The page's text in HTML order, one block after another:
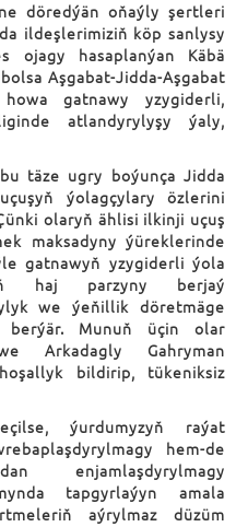
döredýän oňaýly şertleri
ildeşlerimiziň köp sanlysy
ojagy hasaplanýan Käbä
Aşgabat-Jidda-Aşgabat
gatnawy yzygiderli,
atlandyrylyşy ýaly,
täze ugry boýunça Jidda
ýolagçylary özlerini
olaryň ählisi ilkinji uçuş
maksadyny ýüreklerinde
gatnawyň yzygiderli ýola
haj parzyny berjaý
we ýeňillik döretmäge
berýär. Munuň üçin olar
Arkadagly Gahryman
bildirip, tükeniksiz
ýurdumyzyň raýat
hem-de
enjamlaşdyrylmagy
tapgyrlaýyn amala
aýrylmaz düzüm